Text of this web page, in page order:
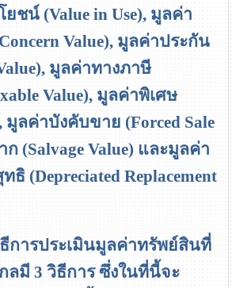
ยชน์ (Value in Use), มูลค่า
Value), มูลค่าประกัน
มูลค่าทางภาษี
Value), มูลค่าพิเศษ
มูลค่าบังคับขาย (Forced Sale
ก (Salvage Value) และมูลค่า
ธิ (Depreciated Replacement
ประเมินมูลค่าทรัพย์สินที่
ลมี 3 วิธีการ ซึ่งในที่นี้จะ